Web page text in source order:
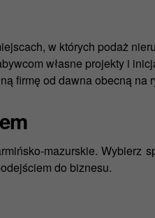
w których podaż
własne projekty i
firmę od dawna obecną na
mazurskie. Wybierz
do biznesu.